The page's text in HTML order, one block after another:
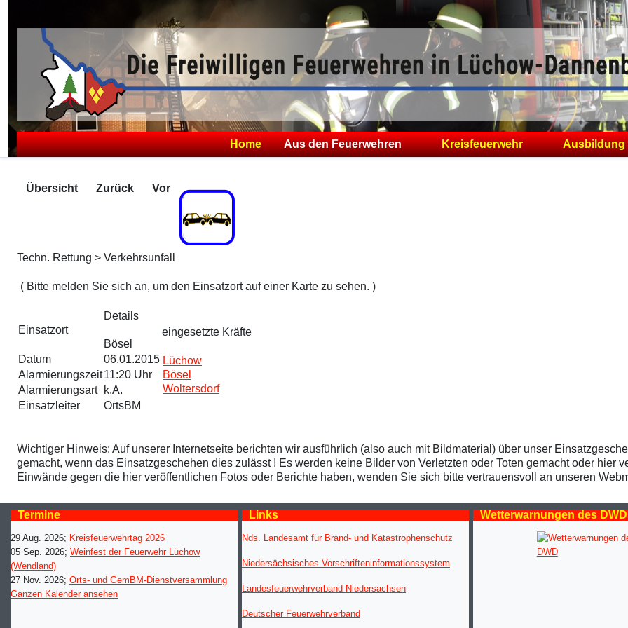
Home Aus den Feuerwehren Kreisfeuerwehr Ausbildung
Übersicht Zurück Vor
Techn. Rettung > Verkehrsunfall
( Bitte melden Sie sich an, um den Einsatzort auf einer Karte zu sehen. )
Einsatzort
Details
Bösel
Datum
06.01.2015
Alarmierungszeit11:20 Uhr
Alarmierungsart
k.A.
Einsatzleiter
OrtsBM
eingesetzte Kräfte
Lüchow
Bösel
Woltersdorf
Wichtiger Hinweis: Auf unserer Internetseite berichten wir ausführlich (also auch mit Bildmaterial) über unser
gemacht, wenn das Einsatzgeschehen dies zulässt ! Es werden keine Bilder von Verletzten oder Toten gemacht oder hier
Einwände gegen die hier veröffentlichen Fotos oder Berichte haben, wenden Sie sich bitte vertrauensvoll an unseren
Termine
29 Aug. 2026; Kreisfeuerwehrtag 2026
05 Sep. 2026; Weinfest der Feuerwehr Lüchow
(Wendland)
27 Nov. 2026; Orts- und GemBM-Dienstversammlung
Ganzen Kalender ansehen
Links
Nds. Landesamt für Brand- und Katastrophenschutz
Niedersächsisches Vorschrifteninformationssystem
Landesfeuerwehrverband Niedersachsen
Deutscher Feuerwehrverband
Wetterwarnungen des DWD